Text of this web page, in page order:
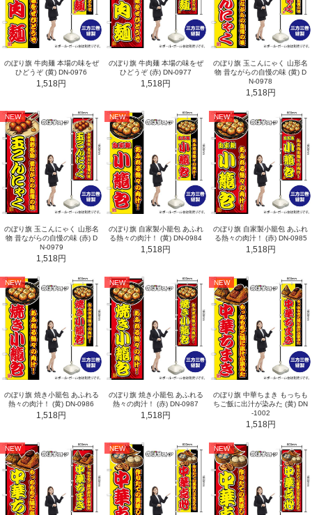
のぼり旗 牛肉麺 本場の味をぜ
ひどうぞ (黄) DN-0976
1,518円
のぼり旗 牛肉麺 本場の味をぜ
ひどうぞ (赤) DN-0977
1,518円
のぼり旗 玉こんにゃく 山形名
物 昔ながらの自慢の味 (黄) D
N-0978
1,518円
NEW
のぼり旗 玉こんにゃく 山形名
物 昔ながらの自慢の味 (赤) D
N-0979
1,518円
NEW
のぼり旗 自家製小籠包 あふれ
る熱々の肉汁！ (黄) DN-0984
1,518円
NEW
のぼり旗 自家製小籠包 あふれ
る熱々の肉汁！ (赤) DN-0985
1,518円
NEW
のぼり旗 焼き小籠包 あふれる
熱々の肉汁！ (黄) DN-0986
1,518円
NEW
のぼり旗 焼き小籠包 あふれる
熱々の肉汁！ (赤) DN-0987
1,518円
NEW
のぼり旗 中華ちまき もっちも
ちご飯に出汁が染みた (黄) DN
-1002
1,518円
NEW NEW NEW